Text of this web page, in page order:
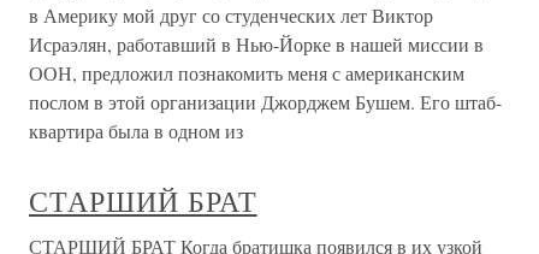
в Америку мой друг со студенческих лет Виктор
Исраэлян, работавший в Нью-Йорке в нашей миссии в
ООН, предложил познакомить меня с американским
послом в этой организации Джорджем Бушем. Его штаб-
квартира была в одном из
СТАРШИЙ БРАТ
СТАРШИЙ БРАТ Когда братишка появился в их узкой